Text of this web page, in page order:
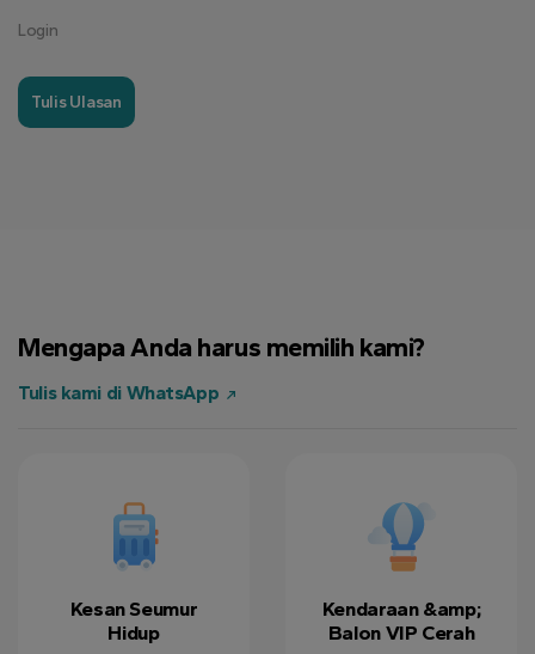
Login
Tulis Ulasan
Mengapa Anda harus memilih kami?
Tulis kami di WhatsApp
Kesan Seumur
Hidup
Kendaraan &amp;
Balon VIP Cerah